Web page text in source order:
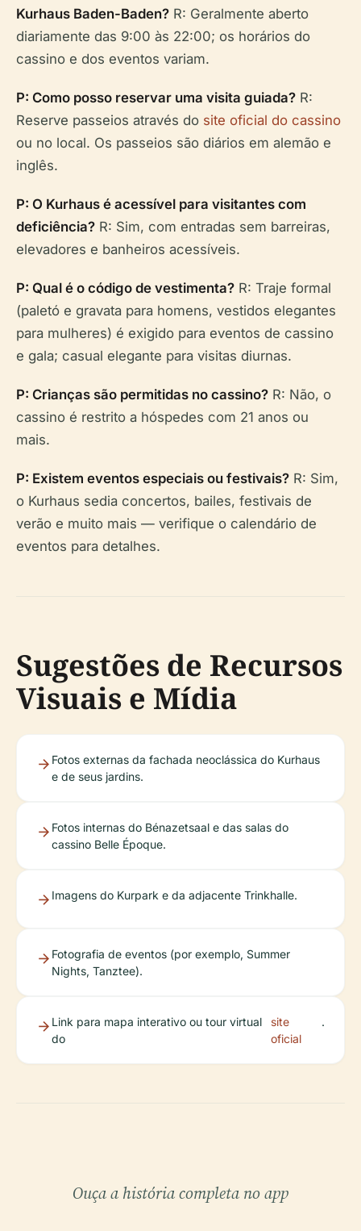
Kurhaus Baden-Baden? R: Geralmente aberto
diariamente das 9:00 às 22:00; os horários do
cassino e dos eventos variam.
P: Como posso reservar uma visita guiada? R:
Reserve passeios através do site oficial do cassino
ou no local. Os passeios são diários em alemão e
inglês.
P: O Kurhaus é acessível para visitantes com
deficiência? R: Sim, com entradas sem barreiras,
elevadores e banheiros acessíveis.
P: Qual é o código de vestimenta? R: Traje formal
(paletó e gravata para homens, vestidos elegantes
para mulheres) é exigido para eventos de cassino
e gala; casual elegante para visitas diurnas.
P: Crianças são permitidas no cassino? R: Não, o
cassino é restrito a hóspedes com 21 anos ou
mais.
P: Existem eventos especiais ou festivais? R: Sim,
o Kurhaus sedia concertos, bailes, festivais de
verão e muito mais — verifique o calendário de
eventos para detalhes.
Sugestões de Recursos
Visuais e Mídia
Fotos externas da fachada neoclássica do Kurhaus
e de seus jardins.
Fotos internas do Bénazetsaal e das salas do
cassino Belle Époque.
Imagens do Kurpark e da adjacente Trinkhalle.
Fotografia de eventos (por exemplo, Summer
Nights, Tanztee).
Link para mapa interativo ou tour virtual
do
site
oficial
.
Ouça a história completa no app